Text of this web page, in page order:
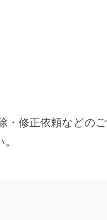
・修正依頼などのご